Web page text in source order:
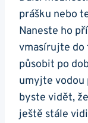
prášku nebo
Naneste ho
vmasírujte do‍
působit po
umyjte vodou
byste vidět,
ještě stále